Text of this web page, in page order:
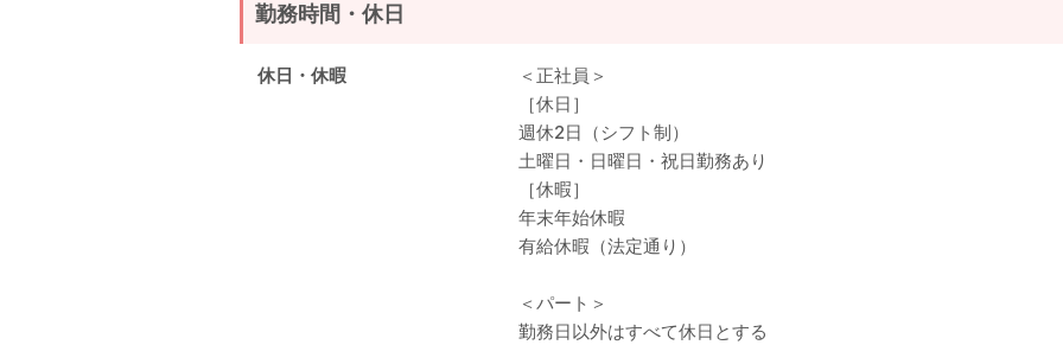
勤務時間・休日
休日・休暇
＜正社員＞
［休日］
週休2日（シフト制）
土曜日・日曜日・祝日勤務あり
［休暇］
年末年始休暇
有給休暇（法定通り）
＜パート＞
勤務日以外はすべて休日とする